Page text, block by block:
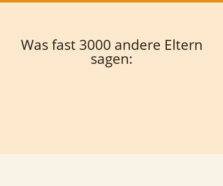
Was fast 3000 andere Eltern
sagen: